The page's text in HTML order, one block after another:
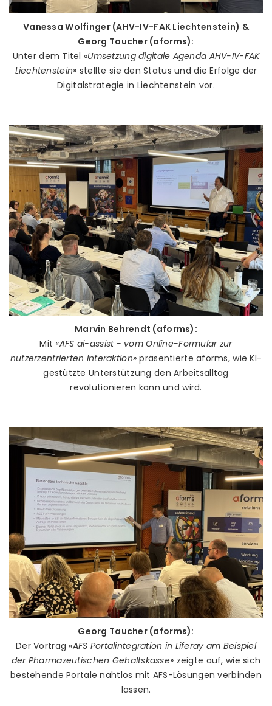
Vanessa Wolfinger (AHV-IV-FAK Liechtenstein) &
Georg Taucher (aforms):
Unter dem Titel «Umsetzung digitale Agenda AHV-IV-FAK
Liechtenstein» stellte sie den Status und die Erfolge der
Digitalstrategie in Liechtenstein vor.
Marvin Behrendt (aforms):
Mit «AFS ai-assist - vom Online-Formular zur
nutzerzentrierten Interaktion» präsentierte aforms, wie KI-
gestützte Unterstützung den Arbeitsalltag
revolutionieren kann und wird.
Georg Taucher (aforms):
Der Vortrag «AFS Portalintegration in Liferay am Beispiel
der Pharmazeutischen Gehaltskasse» zeigte auf, wie sich
bestehende Portale nahtlos mit AFS-Lösungen verbinden
lassen.